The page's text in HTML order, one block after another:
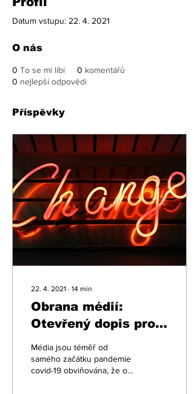
Datum vstupu: 22. 4. 2021
O nás
0 To se mi líbí 0 komentářů
0 nejlepší odpovědi
Příspěvky
22. 4. 2021 ∙ 14 min
Obrana médií:
Otevřený dopis pro
společnosti záleží
Média jsou téměř od
samého začátku pandemie
covid-19 obviňována, že o